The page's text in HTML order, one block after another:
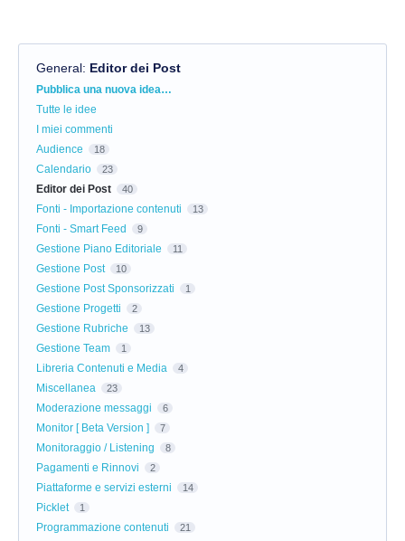
General: Editor dei Post
Categorie
Pubblica una nuova idea…
Tutte le idee
I miei commenti
Audience
18
Calendario 23
Editor dei Post 40
Fonti - Importazione contenuti 13
Fonti - Smart Feed 9
Gestione Piano Editoriale 11
Gestione Post 10
Gestione Post Sponsorizzati 1
Gestione Progetti 2
Gestione Rubriche 13
Gestione Team 1
Libreria Contenuti e Media 4
Miscellanea 23
Moderazione messaggi 6
Monitor [ Beta Version ] 7
Monitoraggio / Listening 8
Pagamenti e Rinnovi 2
Piattaforme e servizi esterni 14
Picklet 1
Programmazione contenuti 21